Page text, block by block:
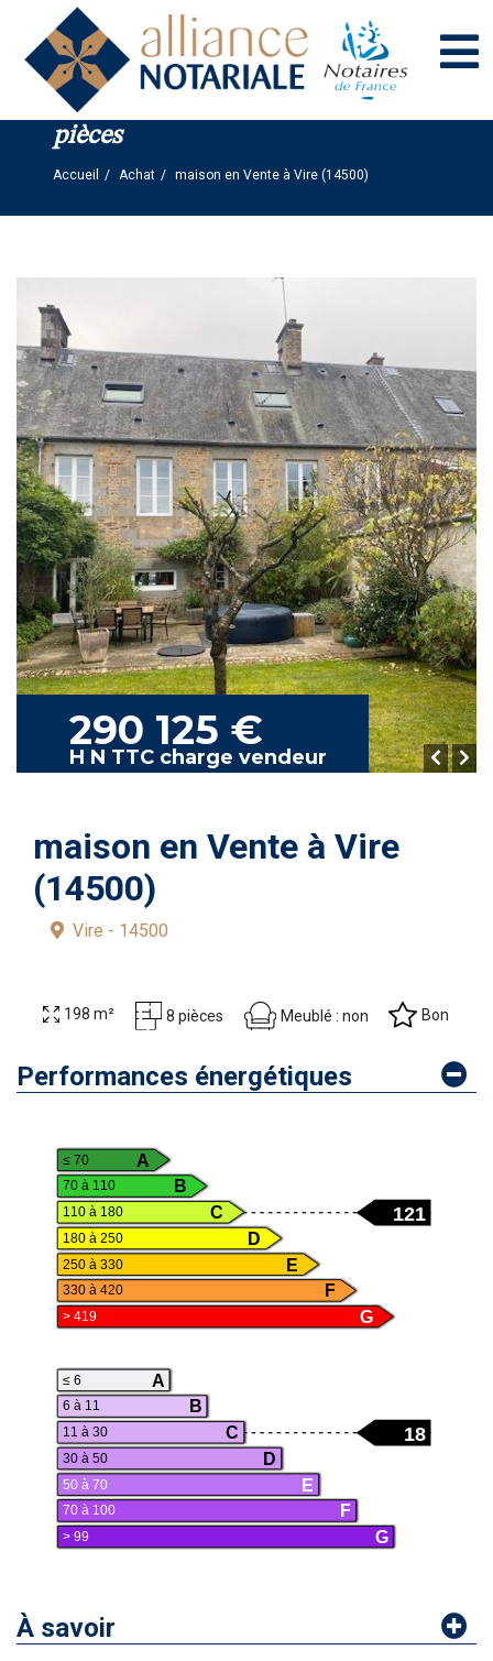
maison en Vente à Vire (14500) - 8
pièces
Accueil Achat maison en Vente à Vire (14500)
198 m² 8 pièces Meublé : non Bon
Performances énergétiques
A
≤ 70
B
70 à 110
121
C
110 à 180
D
180 à 250
E
250 à 330
F
330 à 420
G
> 419
A
≤ 6
B
6 à 11
18
C
11 à 30
D
30 à 50
E
50 à 70
F
70 à 100
G
> 99
À savoir
290 125 €
H N TTC charge vendeur
maison en Vente à Vire
(14500)
Vire - 14500
Panneau de gestion des cookies